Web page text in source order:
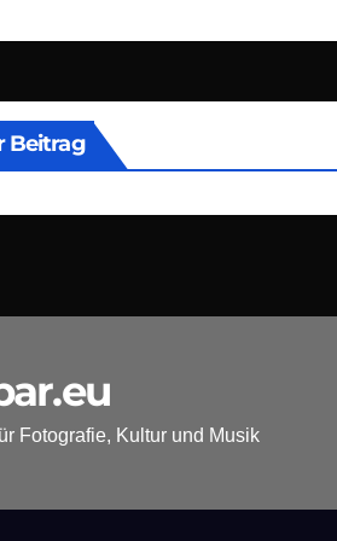
Beitrag
Fotografie, Kultur und Musik